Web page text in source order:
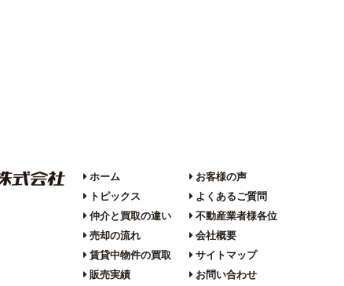
ホーム
トピックス
仲介と買取の違い
売却の流れ
賃貸中物件の買取
販売実績
お客様の声
よくあるご質問
不動産業者様各位
会社概要
サイトマップ
お問い合わせ